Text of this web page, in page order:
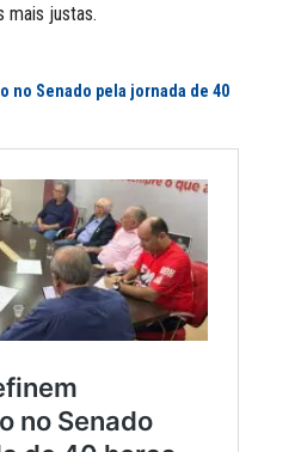
mais justas.
no Senado pela jornada de 40